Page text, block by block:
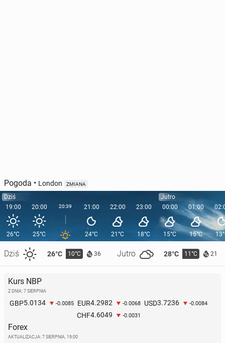
Pogoda • London ZMIANA
Dziś
19:00
26°C
Dziś 26°C 10°C 36 Jutro 28°C 11°C 21
20:00
25°C
20:39 21:00
24°C
22:00
21°C
23:00
18°C
Jutro
00:00
15°C
01:00
15°C
Kurs NBP
Z DNIA: 7 SIERPNIA
GBP5.0134 -0.0085 EUR4.2982 -0.0068 USD3.7236 -0.0084
CHF4.6049 -0.0031
Forex
AKTUALIZACJA: 7 SIERPNIA, 19:00